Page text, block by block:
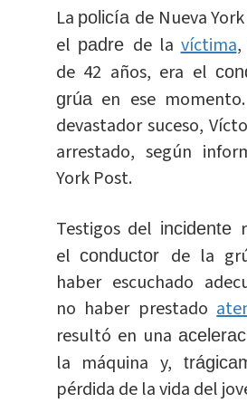
La policía de Nueva
el padre de lavíctima,
de 42 años, era el
grúaen ese
devastador suceso,
arrestado, según
York Post.
Testigos del incidente
elconductor de la
haber escuchado
no haber prestado
resultó en una
la máquina y,
pérdida de la vida del